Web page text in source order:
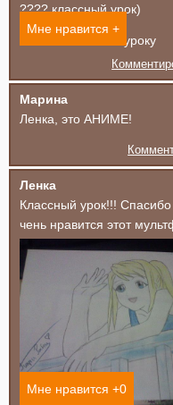
???? классный урок)
Мне нравится +
Марина
Ленка, это АНИМЕ!
Ленка
Классный урок!!!
чень нравится этот
Мне нравится +0